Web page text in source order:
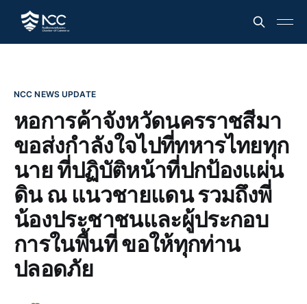
NCC NEWS UPDATE
หอการค้าจังหวัดนครราชสีมา
ขอส่งกำลังใจไปที่ทหารไทยทุก
นาย ที่ปฏิบัติหน้าที่ปกป้องแผ่น
ดิน ณ แนวชายแดน รวมถึงพี่
น้องประชาชนและผู้ประกอบ
การในพื้นที่ ขอให้ทุกท่าน
ปลอดภัย